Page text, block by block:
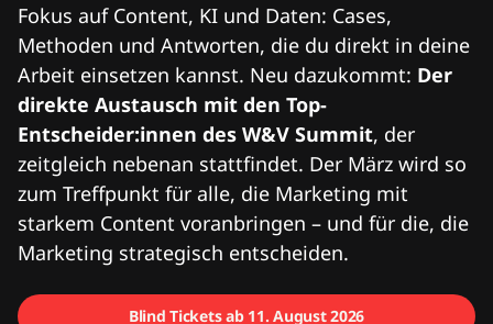
Fokus auf Content, KI und Daten: Cases,
Methoden und Antworten, die du direkt in deine
Arbeit einsetzen kannst. Neu dazukommt: Der
direkte Austausch mit den Top-
Entscheider:innen des W&V Summit, der
zeitgleich nebenan stattfindet. Der März wird so
zum Treffpunkt für alle, die Marketing mit
starkem Content voranbringen – und für die, die
Marketing strategisch entscheiden.
Blind Tickets ab 11. August 2026